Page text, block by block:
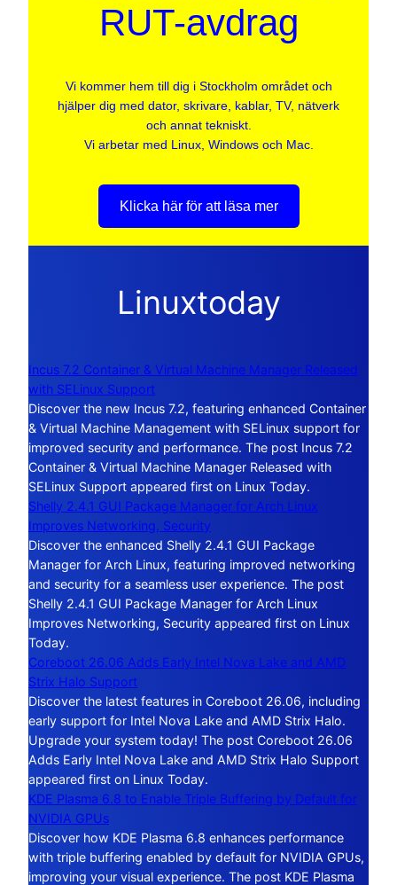
RUT-avdrag
Vi kommer hem till dig i Stockholm området och
hjälper dig med dator, skrivare, kablar, TV, nätverk
och annat tekniskt.
Vi arbetar med Linux, Windows och Mac.
Klicka här för att läsa mer
Linuxtoday
Incus 7.2 Container & Virtual Machine Manager Released
with SELinux Support
Discover the new Incus 7.2, featuring enhanced Container
& Virtual Machine Management with SELinux support for
improved security and performance. The post Incus 7.2
Container & Virtual Machine Manager Released with
SELinux Support appeared first on Linux Today.
Shelly 2.4.1 GUI Package Manager for Arch Linux
Improves Networking, Security
Discover the enhanced Shelly 2.4.1 GUI Package
Manager for Arch Linux, featuring improved networking
and security for a seamless user experience. The post
Shelly 2.4.1 GUI Package Manager for Arch Linux
Improves Networking, Security appeared first on Linux
Today.
Coreboot 26.06 Adds Early Intel Nova Lake and AMD
Strix Halo Support
Discover the latest features in Coreboot 26.06, including
early support for Intel Nova Lake and AMD Strix Halo.
Upgrade your system today! The post Coreboot 26.06
Adds Early Intel Nova Lake and AMD Strix Halo Support
appeared first on Linux Today.
KDE Plasma 6.8 to Enable Triple Buffering by Default for
NVIDIA GPUs
Discover how KDE Plasma 6.8 enhances performance
with triple buffering enabled by default for NVIDIA GPUs,
improving your visual experience. The post KDE Plasma